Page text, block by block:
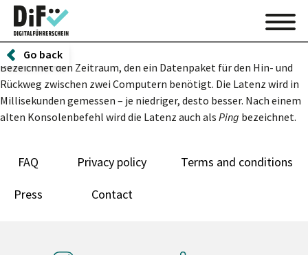
Go back
Bezeichnet den Zeitraum, den ein Datenpaket für den Hin- und
Rückweg zwischen zwei Computern benötigt. Die Latenz wird in
Millisekunden gemessen – je niedriger, desto besser. Nach einem
alten Konsolenbefehl wird die Latenz auch als Ping bezeichnet.
FAQ Privacy policy Terms and conditions
Press Contact